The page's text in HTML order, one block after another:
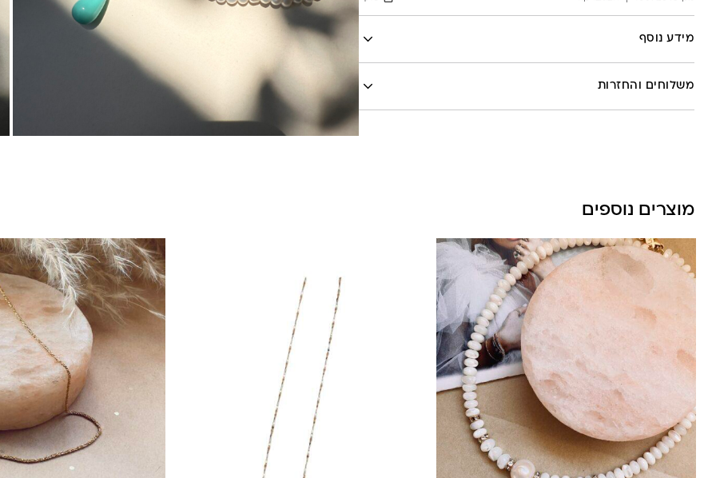
מידע נוסף
משלוחים והחזרות
משלוחים לכל העולם באמצעות DHL בעלות של 180 ש”ח
מוצרים נוספים